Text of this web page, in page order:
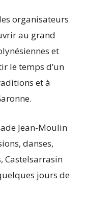
organisateurs
au grand
et
le temps d’un
et à
Jean-Moulin
danses,
Castelsarrasin
jours de